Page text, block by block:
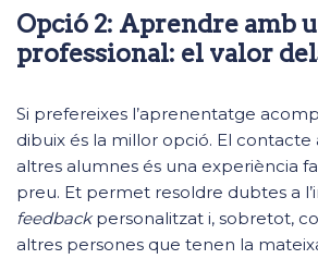
Opció 2: Aprendre amb
professional: el valor
Si prefereixes l’aprenentatge
dibuix és la millor opció. El
altres alumnes és una experiència
preu. Et permet resoldre dubtes a
feedbackpersonalitzat i, sobretot,
altres persones que tenen la